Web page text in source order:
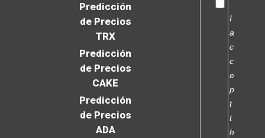
Predicción
de Precios
TRX
Predicción
de Precios
CAKE
Predicción
de Precios
ADA
I
a
c
c
e
p
t
t
h